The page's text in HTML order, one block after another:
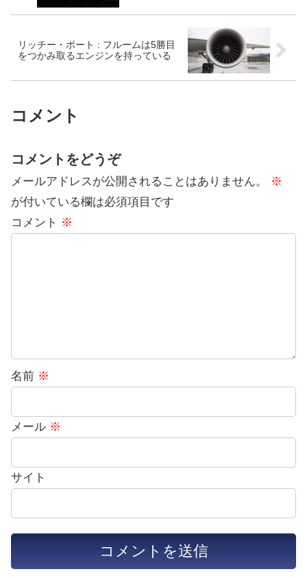
リッチー・ポート : フルームは5勝目
をつかみ取るエンジンを持っている
コメント
コメントをどうぞ
メールアドレスが公開されることはありません。
※
が付いている欄は必須項目です
コメント ※
名前 ※
メール ※
サイト